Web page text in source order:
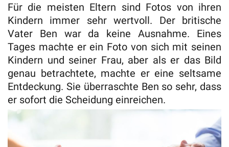
Für die meisten Eltern sind Fotos von ihren
Kindern immer sehr wertvoll. Der britische
Vater Ben war da keine Ausnahme. Eines
Tages machte er ein Foto von sich mit seinen
Kindern und seiner Frau, aber als er das Bild
genau betrachtete, machte er eine seltsame
Entdeckung. Sie überraschte Ben so sehr, dass
er sofort die Scheidung einreichen.